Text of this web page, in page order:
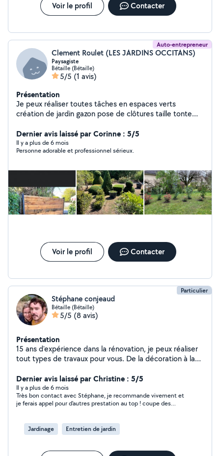
Voir le profil Contacter
Auto-entrepreneur
Clement Roulet (LES JARDINS OCCITANS)
Paysagiste
Bétaille (Bétaille)
5/5 (1 avis)
Présentation
Je peux réaliser toutes tâches en espaces verts
création de jardin gazon pose de clôtures taille tonte
création de massif.
Dernier avis laissé par Corinne : 5/5
Il y a plus de 6 mois
Personne adorable et professionnel sérieux.
Voir le profil Contacter
Particulier
Stéphane conjeaud
Bétaille (Bétaille)
5/5 (8 avis)
Présentation
15 ans d'expérience dans la rénovation, je peux réaliser
tout types de travaux pour vous. De la décoration à la
équipe pour tout les travaux d'entretien extérieur.
Dernier avis laissé par Christine : 5/5
Il y a plus de 6 mois
Très bon contact avec Stéphane, je recommande vivement et
je ferais appel pour d'autres prestation au top ! coupe des
Jardinage Entretien de jardin